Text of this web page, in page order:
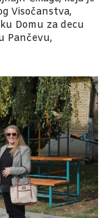
Visočanstva,
Domu za decu
Pančevu,